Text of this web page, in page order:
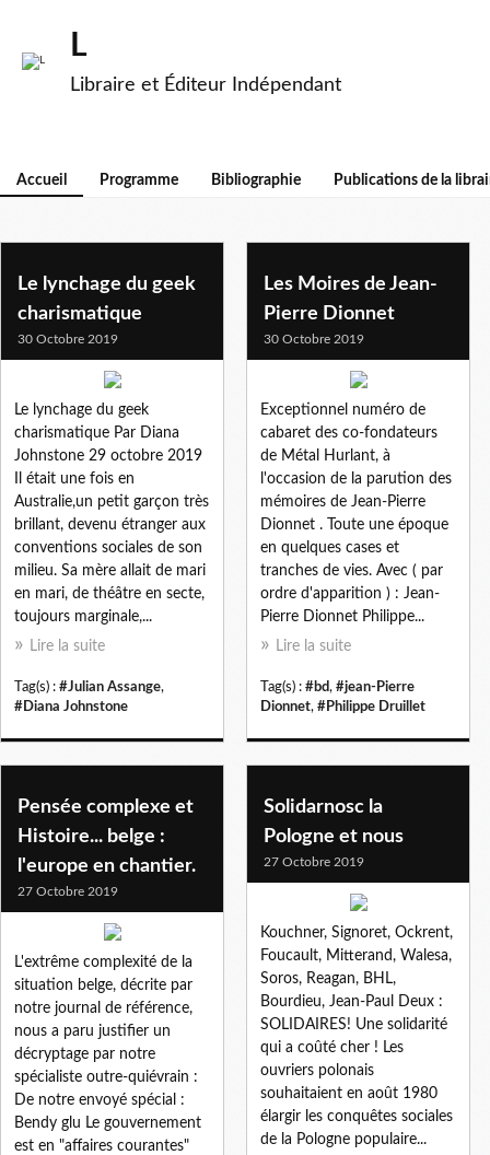
L
Libraire et Éditeur Indépendant
Accueil Programme Bibliographie Publications de la
Le lynchage du geek
charismatique
30 Octobre 2019
Le lynchage du geek
charismatique Par Diana
Johnstone 29 octobre 2019
Il était une fois en
Australie,un petit garçon très
brillant, devenu étranger aux
conventions sociales de son
milieu. Sa mère allait de mari
en mari, de théâtre en secte,
toujours marginale,...
Lire la suite
Tag(s) : #Julian Assange,
#Diana Johnstone
Les Moires de Jean-
Pierre Dionnet
30 Octobre 2019
Exceptionnel numéro de
cabaret des co-fondateurs
de Métal Hurlant, à
l'occasion de la parution des
mémoires de Jean-Pierre
Dionnet . Toute une époque
en quelques cases et
tranches de vies. Avec ( par
ordre d'apparition ) : Jean-
Pierre Dionnet Philippe...
Lire la suite
Tag(s) : #bd, #jean-Pierre
Dionnet, #Philippe Druillet
Pensée complexe et
Histoire... belge :
l'europe en chantier.
27 Octobre 2019
L'extrême complexité de la
situation belge, décrite par
notre journal de référence,
nous a paru justifier un
décryptage par notre
spécialiste outre-quiévrain :
De notre envoyé spécial :
Bendy glu Le gouvernement
est en "affaires courantes"
Solidarnosc la
Pologne et nous
27 Octobre 2019
Kouchner, Signoret, Ockrent,
Foucault, Mitterand, Walesa,
Soros, Reagan, BHL,
Bourdieu, Jean-Paul Deux :
SOLIDAIRES! Une solidarité
qui a coûté cher ! Les
ouvriers polonais
souhaitaient en août 1980
élargir les conquêtes sociales
de la Pologne populaire...